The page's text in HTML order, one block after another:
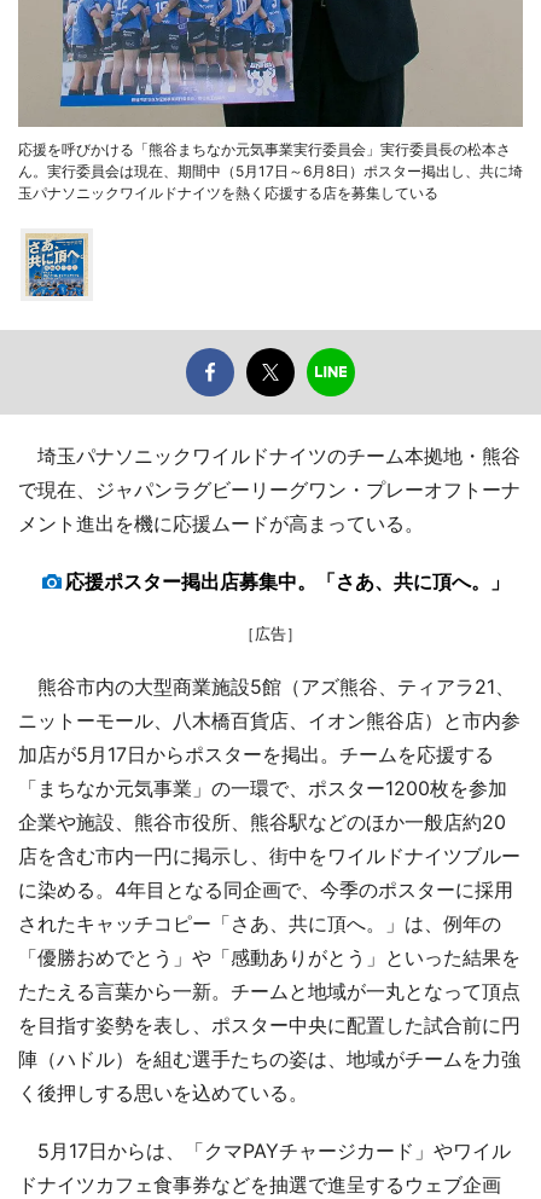
応援を呼びかける「熊谷まちなか元気事業実行委員会」実行委員長の松本さ
ん。実行委員会は現在、期間中（5月17日～6月8日）ポスター掲出し、共に埼
玉パナソニックワイルドナイツを熱く応援する店を募集している
埼玉パナソニックワイルドナイツのチーム本拠地・熊谷
で現在、ジャパンラグビーリーグワン・プレーオフトーナ
メント進出を機に応援ムードが高まっている。
応援ポスター掲出店募集中。「さあ、共に頂へ。」
［広告］
熊谷市内の大型商業施設5館（アズ熊谷、ティアラ21、
ニットーモール、八木橋百貨店、イオン熊谷店）と市内参
加店が5月17日からポスターを掲出。チームを応援する
「まちなか元気事業」の一環で、ポスター1200枚を参加
企業や施設、熊谷市役所、熊谷駅などのほか一般店約20
店を含む市内一円に掲示し、街中をワイルドナイツブルー
に染める。4年目となる同企画で、今季のポスターに採用
されたキャッチコピー「さあ、共に頂へ。」は、例年の
「優勝おめでとう」や「感動ありがとう」といった結果を
たたえる言葉から一新。チームと地域が一丸となって頂点
を目指す姿勢を表し、ポスター中央に配置した試合前に円
陣（ハドル）を組む選手たちの姿は、地域がチームを力強
く後押しする思いを込めている。
5月17日からは、「クマPAYチャージカード」やワイル
ドナイツカフェ食事券などを抽選で進呈するウェブ企画